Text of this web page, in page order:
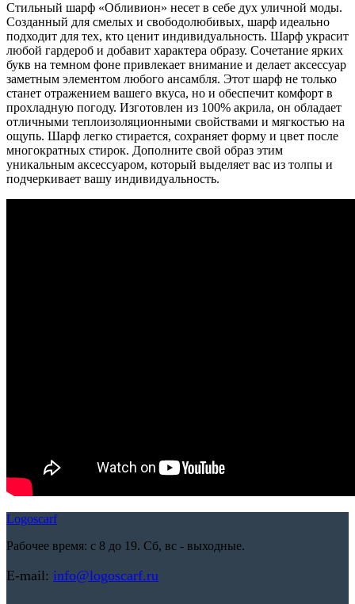
Стильный шарф «Обливион» несет в себе дух уличной моды.
Созданный для смелых и свободолюбивых, шарф идеально
подходит для тех, кто ценит индивидуальность. Шарф украсит
любой гардероб и добавит характера образу. Сочетание ярких
букв на темном фоне привлекает внимание и делает аксессуар
заметным элементом любого ансамбля. Этот шарф не только
станет отражением вашего вкуса, но и обеспечит комфорт в
прохладную погоду. Изготовлен из 100% акрила, он обладает
отличными теплоизоляционными свойствами и мягкостью на
ощупь. Шарф легко стирается, сохраняет форму и цвет после
многократных стирок. Дополните свой образ этим
уникальным аксессуаром, который выделяет вас из толпы и
подчеркивает вашу индивидуальность.
Logoscarf
Рабочее время: с 8 до 19. Сб, вс - выходные.
E-mail: info@logoscarf.ru